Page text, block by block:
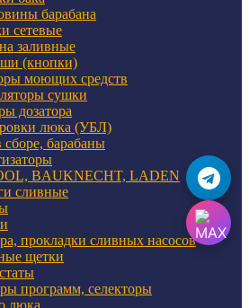
барабана
сетевые
заливные
(кнопки)
моющих средств
сушки
дозатора
люка (УБЛ)
сборе, барабаны
BAUKNECHT, LADEN
сливные
прокладки сливных насосов
щетки
программ, селекторы
люка